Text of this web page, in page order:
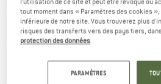
tout moment dans « Paramètres des cookies
inférieure de notre site. Vous trouverez plus
risques des transferts vers des pays tiers,
protection des données.
PARAMÈTRES